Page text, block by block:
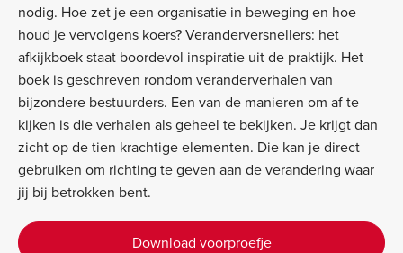
nodig. Hoe zet je een organisatie in beweging en hoe
houd je vervolgens koers? Veranderversnellers: het
afkijkboek staat boordevol inspiratie uit de praktijk. Het
boek is geschreven rondom veranderverhalen van
bijzondere bestuurders. Een van de manieren om af te
kijken is die verhalen als geheel te bekijken. Je krijgt dan
zicht op de tien krachtige elementen. Die kan je direct
gebruiken om richting te geven aan de verandering waar
jij bij betrokken bent.
Download voorproefje